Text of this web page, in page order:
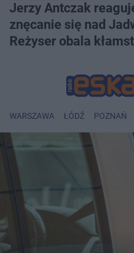
Jerzy Antczak
znęcanie się nad
Reżyser obala
WARSZAWA ŁÓDŹ POZNAŃ